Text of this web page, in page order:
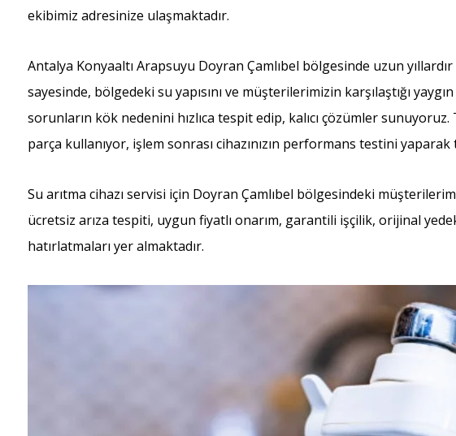
ekibimiz adresinize ulaşmaktadır.
Antalya Konyaaltı Arapsuyu Doyran Çamlıbel bölgesinde uzun
sayesinde, bölgedeki su yapısını ve müşterilerimizin karşılaştığı
sorunların kök nedenini hızlıca tespit edip, kalıcı çözümler
parça kullanıyor, işlem sonrası cihazınızın performans testini
Su arıtma cihazı servisi için Doyran Çamlıbel bölgesindeki
ücretsiz arıza tespiti, uygun fiyatlı onarım, garantili işçilik, orijinal
hatırlatmaları yer almaktadır.